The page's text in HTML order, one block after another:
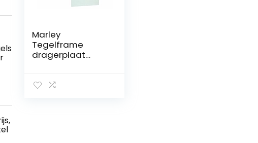
Marley
Tegelframe
dragerplaat
magneten